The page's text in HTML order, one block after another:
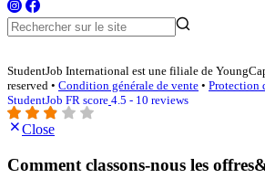
StudentJob International est une filiale de
reserved • Condition générale de vente • Protection
StudentJob FR score 4.5 - 10 reviews
Close
Comment classons-nous les